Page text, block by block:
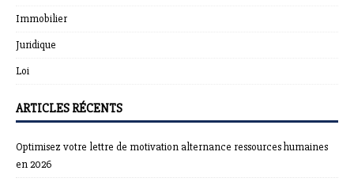
Immobilier
Juridique
Loi
ARTICLES RÉCENTS
Optimisez votre lettre de motivation alternance ressources humaines
en 2026